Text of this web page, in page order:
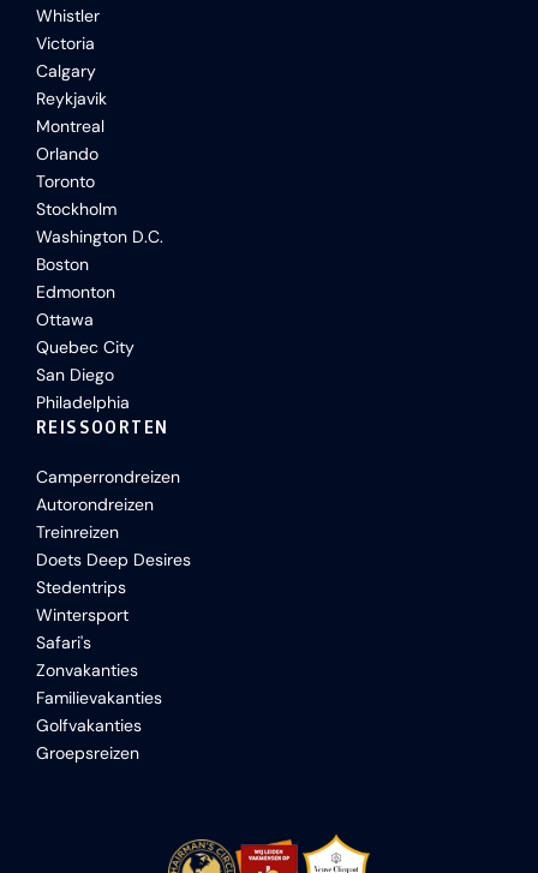
Whistler
Victoria
Calgary
Reykjavik
Montreal
Orlando
Toronto
Stockholm
Washington D.C.
Boston
Edmonton
Ottawa
Quebec City
San Diego
Philadelphia
REISSOORTEN
Camperrondreizen
Autorondreizen
Treinreizen
Doets Deep Desires
Stedentrips
Wintersport
Safari's
Zonvakanties
Familievakanties
Golfvakanties
Groepsreizen